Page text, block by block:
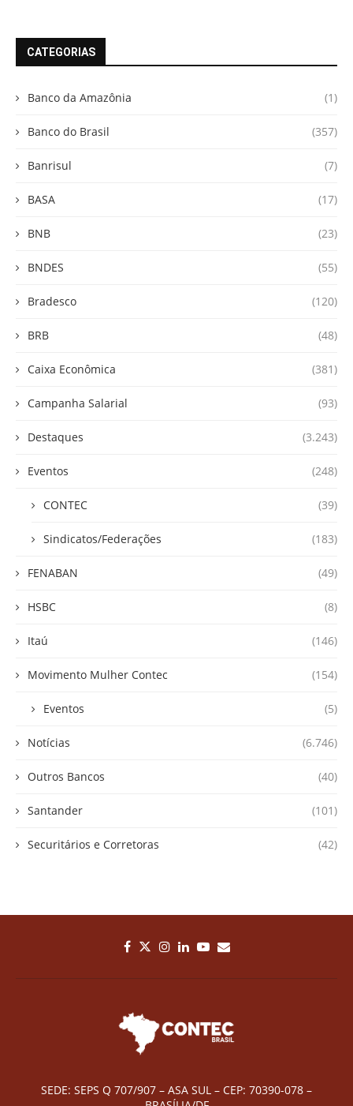
CATEGORIAS
Banco da Amazônia (1)
Banco do Brasil (357)
Banrisul (7)
BASA (17)
BNB (23)
BNDES (55)
Bradesco (120)
BRB (48)
Caixa Econômica (381)
Campanha Salarial (93)
Destaques (3.243)
Eventos (248)
CONTEC (39)
Sindicatos/Federações (183)
FENABAN (49)
HSBC (8)
Itaú (146)
Movimento Mulher Contec (154)
Eventos (5)
Notícias (6.746)
Outros Bancos (40)
Santander (101)
Securitários e Corretoras (42)
SEDE: SEPS Q 707/907 – ASA SUL – CEP: 70390-078 –